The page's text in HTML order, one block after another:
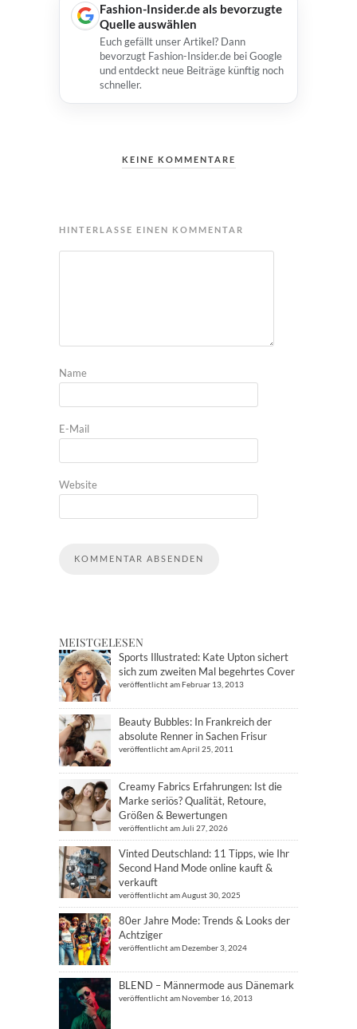
Fashion-Insider.de als bevorzugte
Quelle auswählen
Euch gefällt unser Artikel? Dann
bevorzugt Fashion-Insider.de bei Google
und entdeckt neue Beiträge künftig noch
schneller.
KEINE KOMMENTARE
HINTERLASSE EINEN KOMMENTAR
Name
E-Mail
Website
MEISTGELESEN
Sports Illustrated: Kate Upton sichert
sich zum zweiten Mal begehrtes Cover
veröffentlicht am Februar 13, 2013
Beauty Bubbles: In Frankreich der
absolute Renner in Sachen Frisur
veröffentlicht am April 25, 2011
Creamy Fabrics Erfahrungen: Ist die
Marke seriös? Qualität, Retoure,
Größen & Bewertungen
veröffentlicht am Juli 27, 2026
Vinted Deutschland: 11 Tipps, wie Ihr
Second Hand Mode online kauft &
verkauft
veröffentlicht am August 30, 2025
80er Jahre Mode: Trends & Looks der
Achtziger
veröffentlicht am Dezember 3, 2024
BLEND – Männermode aus Dänemark
veröffentlicht am November 16, 2013